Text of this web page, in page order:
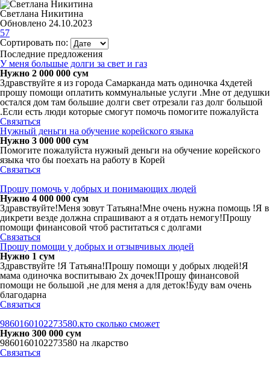
Светлана Никитина
Обновлено 24.10.2023
57
Сортировать по:
Последние предложения
У меня большые долги за свет и газ
Нужно 2 000 000 сум
Здравствуйте я из города Самарканда мать одиночка 4хдетей
прошу помощи оплатить коммунальные услуги .Мне от дедушки
остался дом там большие долги свет отрезали газ долг большой
.Если есть люди которые смогут помочь помогите пожалуйста
Связаться
Нужный деньги на обучение корейского языка
Нужно 3 000 000 сум
Помогите пожалуйста нужный деньги на обучение корейского
языка что бы поехать на работу в Корей
Связаться
Прошу помочь у добрых и понимающих людей
Нужно 4 000 000 сум
Здравствуйте!Меня зовут Татьяна!Мне очень нужна помощь !Я в
дикрети везде должна спрашивают а я отдать немогу!Прошу
помощи финансовой чтоб раститаться с долгами
Связаться
Прошу помощи у добрых и отзывчивых людей
Нужно 1 сум
Здравствуйте !Я Татьяна!Прошу помощи у добрых людей!Я
мама одиночка воспитываю 2х дочек!Прошу финансовой
помощи не большой ,не для меня а для деток!Буду вам очень
благодарна
Связаться
9860160102273580.кто сколько сможет
Нужно 300 000 сум
9860160102273580 на лкарство
Связаться